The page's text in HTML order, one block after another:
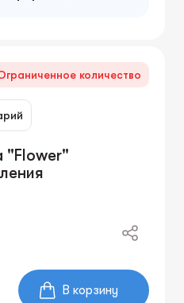
количество
"Flower"
В корзину